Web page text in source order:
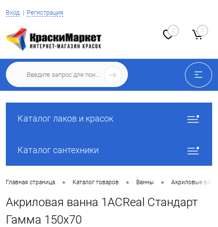
Вход Регистрация
0 0
Каталог лаков и красок
Каталог сантехники
Главная страница • Каталог товаров • Ванны • Акриловые
Акриловая ванна 1ACReal Стандарт
Гамма 150x70